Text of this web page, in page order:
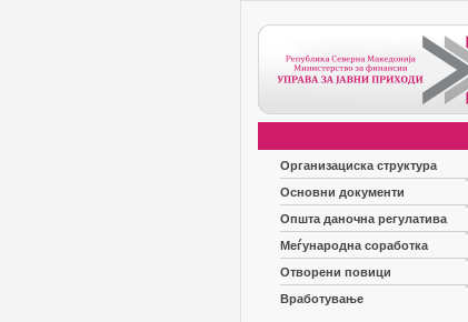
Организациска структура
Основни документи
Општа даночна регулатива
Меѓународна соработка
Отворени повици
Вработување